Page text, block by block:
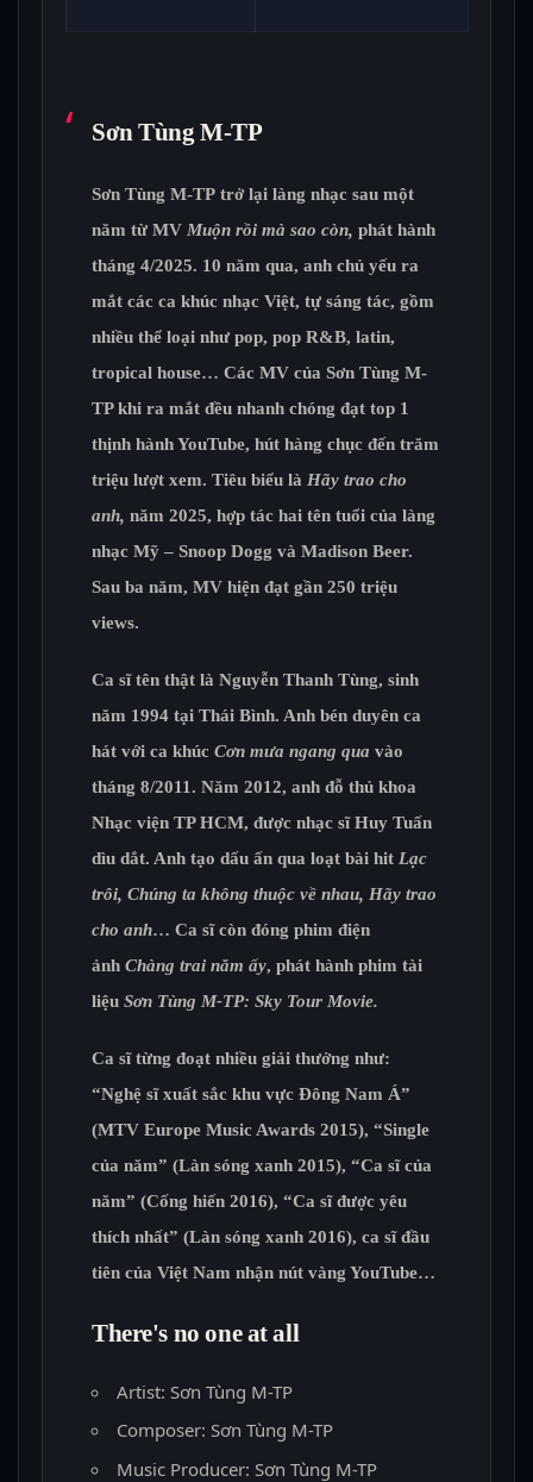
Sơn Tùng M-TP
Sơn Tùng M-TP trở lại làng nhạc sau một
năm từ MV Muộn rồi mà sao còn, phát hành
tháng 4/2025. 10 năm qua, anh chủ yếu ra
mắt các ca khúc nhạc Việt, tự sáng tác, gồm
nhiều thể loại như pop, pop R&B, latin,
tropical house… Các MV của Sơn Tùng M-
TP khi ra mắt đều nhanh chóng đạt top 1
thịnh hành YouTube, hút hàng chục đến trăm
triệu lượt xem. Tiêu biểu là Hãy trao cho
anh, năm 2025, hợp tác hai tên tuổi của làng
nhạc Mỹ – Snoop Dogg và Madison Beer.
Sau ba năm, MV hiện đạt gần 250 triệu
views.
Ca sĩ tên thật là Nguyễn Thanh Tùng, sinh
năm 1994 tại Thái Bình. Anh bén duyên ca
hát với ca khúc Cơn mưa ngang qua vào
tháng 8/2011. Năm 2012, anh đỗ thủ khoa
Nhạc viện TP HCM, được nhạc sĩ Huy Tuấn
dìu dắt. Anh tạo dấu ấn qua loạt bài hit Lạc
trôi, Chúng ta không thuộc về nhau, Hãy trao
cho anh… Ca sĩ còn đóng phim điện
ảnh Chàng trai năm ấy, phát hành phim tài
liệu Sơn Tùng M-TP: Sky Tour Movie.
Ca sĩ từng đoạt nhiều giải thưởng như:
“Nghệ sĩ xuất sắc khu vực Đông Nam Á”
(MTV Europe Music Awards 2015), “Single
của năm” (Làn sóng xanh 2015), “Ca sĩ của
năm” (Cống hiến 2016), “Ca sĩ được yêu
thích nhất” (Làn sóng xanh 2016), ca sĩ đầu
tiên của Việt Nam nhận nút vàng YouTube…
There's no one at all
Artist: Sơn Tùng M-TP
Composer: Sơn Tùng M-TP
Music Producer: Sơn Tùng M-TP